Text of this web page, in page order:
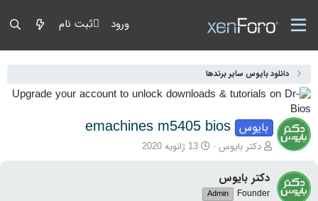
ورود ثبت نام
دانلود بایوس سایر برندها
بایوس emachines m5405 bios
آغازگر گفتمان
دکتر بایوس تاریخ شروع
13 ژانویه 2020
دکتر بایوس
Founder
Admin